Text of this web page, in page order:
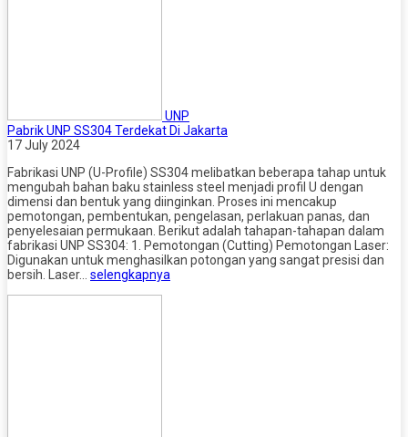
UNP
Pabrik UNP SS304 Terdekat Di Jakarta
17 July 2024
Fabrikasi UNP (U-Profile) SS304 melibatkan beberapa tahap untuk
mengubah bahan baku stainless steel menjadi profil U dengan
dimensi dan bentuk yang diinginkan. Proses ini mencakup
pemotongan, pembentukan, pengelasan, perlakuan panas, dan
penyelesaian permukaan. Berikut adalah tahapan-tahapan dalam
fabrikasi UNP SS304: 1. Pemotongan (Cutting) Pemotongan Laser:
Digunakan untuk menghasilkan potongan yang sangat presisi dan
bersih. Laser… selengkapnya